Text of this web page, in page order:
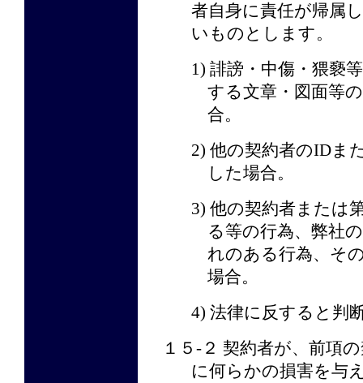
者自身に責任が帰属
いものとします。
1) 誹謗・中傷・猥褻
する文章・図面等
合。
2) 他の契約者のIDま
した場合。
3) 他の契約者または
る等の行為、弊社
れのある行為、そ
場合。
4) 法律に反すると判
１５-２ 契約者が、前項
に何らかの損害を与